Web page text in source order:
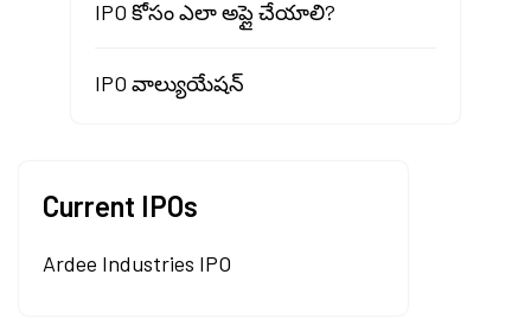
IPO కోసం ఎలా అప్లై చేయాలి?
IPO వాల్యుయేషన్
Current IPOs
Ardee Industries IPO